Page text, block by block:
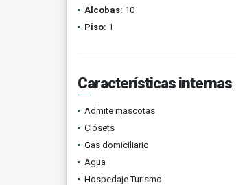
Alcobas: 10
Piso: 1
Características internas
Admite mascotas
Clósets
Gas domiciliario
Agua
Hospedaje Turismo